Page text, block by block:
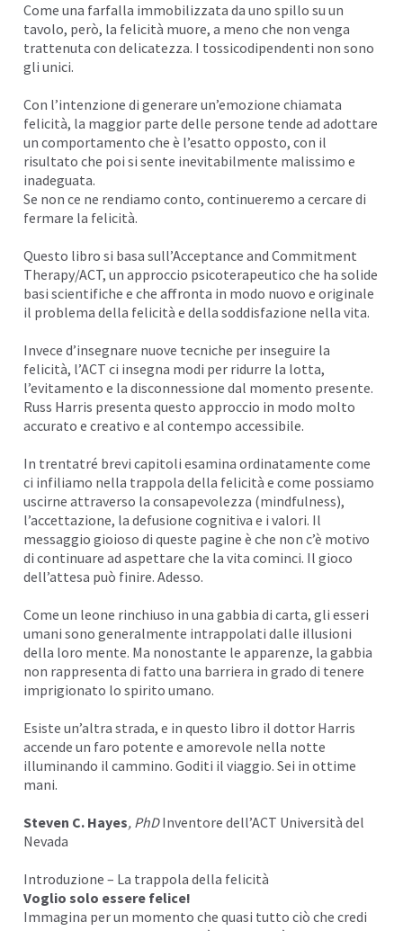
Come una farfalla immobilizzata da uno spillo su un
tavolo, però, la felicità muore, a meno che non venga
trattenuta con delicatezza. I tossicodipendenti non sono
gli unici.
Con l’intenzione di generare un’emozione chiamata
felicità, la maggior parte delle persone tende ad adottare
un comportamento che è l’esatto opposto, con il
risultato che poi si sente inevitabilmente malissimo e
inadeguata.
Se non ce ne rendiamo conto, continueremo a cercare di
fermare la felicità.
Questo libro si basa sull’Acceptance and Commitment
Therapy/ACT, un approccio psicoterapeutico che ha solide
basi scientifiche e che affronta in modo nuovo e originale
il problema della felicità e della soddisfazione nella vita.
Invece d’insegnare nuove tecniche per inseguire la
felicità, l’ACT ci insegna modi per ridurre la lotta,
l’evitamento e la disconnessione dal momento presente.
Russ Harris presenta questo approccio in modo molto
accurato e creativo e al contempo accessibile.
In trentatré brevi capitoli esamina ordinatamente come
ci infiliamo nella trappola della felicità e come possiamo
uscirne attraverso la consapevolezza (mindfulness),
l’accettazione, la defusione cognitiva e i valori. Il
messaggio gioioso di queste pagine è che non c’è motivo
di continuare ad aspettare che la vita cominci. Il gioco
dell’attesa può finire. Adesso.
Come un leone rinchiuso in una gabbia di carta, gli esseri
umani sono generalmente intrappolati dalle illusioni
della loro mente. Ma nonostante le apparenze, la gabbia
non rappresenta di fatto una barriera in grado di tenere
imprigionato lo spirito umano.
Esiste un’altra strada, e in questo libro il dottor Harris
accende un faro potente e amorevole nella notte
illuminando il cammino. Goditi il viaggio. Sei in ottime
mani.
Steven C. Hayes, PhDInventore dell’ACT Università del
Nevada
Introduzione – La trappola della felicità
Voglio solo essere felice!
Immagina per un momento che quasi tutto ciò che credi